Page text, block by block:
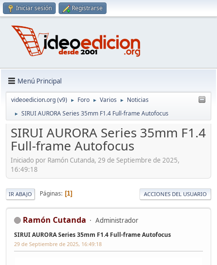
Iniciar sesión Registrarse
Menú Principal
videoedicion.org (v9) ► Foro ► Varios ► Noticias
► SIRUI AURORA Series 35mm F1.4 Full-frame Autofocus
SIRUI AURORA Series 35mm F1.4
Full-frame Autofocus
Iniciado por Ramón Cutanda, 29 de Septiembre de 2025,
16:49:18
IR ABAJO Páginas 1 ACCIONES DEL USUARIO
Ramón Cutanda Administrador
SIRUI AURORA Series 35mm F1.4 Full-frame Autofocus
29 de Septiembre de 2025, 16:49:18